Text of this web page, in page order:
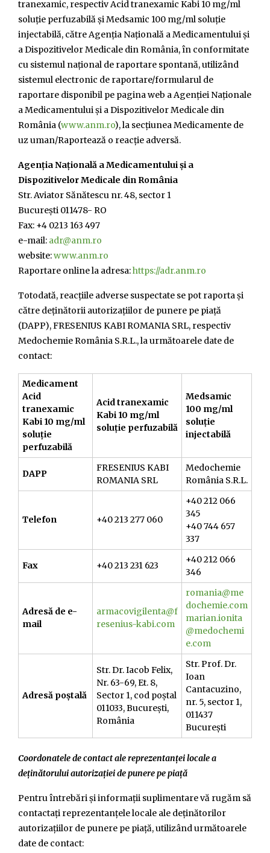
tranexamic, respectiv Acid tranexamic Kabi 10 mg/ml
soluție perfuzabilă și Medsamic 100 mg/ml soluție
injectabilă, către Agenția Națională a Medicamentului și
a Dispozitivelor Medicale din România, în conformitate
cu sistemul național de raportare spontană, utilizând
sistemul electronic de raportare/formularul de
raportare disponibil pe pagina web a Agenției Naționale
a Medicamentului și a Dispozitivelor Medicale din
România (www.anm.ro), la secțiunea Medicamente de
uz uman/Raportează o reacție adversă.
Agenția Națională a Medicamentului și a
Dispozitivelor Medicale din România
Str. Aviator Sănătescu nr. 48, sector 1
București 011478- RO
Fax: +4 0213 163 497
e-mail: adr@anm.ro
website:www.anm.ro
Raportare online la adresa:https://adr.anm.ro
Totodată, reacțiile adverse suspectate se pot raporta și
către deținătorii autorizațiilor de punere pe piață
(DAPP), FRESENIUS KABI ROMANIA SRL, respectiv
Medochemie România S.R.L., la următoarele date de
contact:
Medicament
Acid
tranexamic
Kabi 10 mg/ml
soluție
perfuzabilă
Acid tranexamic
Kabi 10 mg/ml
soluție perfuzabilă
Medsamic
100 mg/ml
soluție
injectabilă
DAPP
FRESENIUS KABI
ROMANIA SRL
Medochemie
România S.R.L.
Telefon +40 213 277 060
+40 212 066
345
+40 744 657
337
Fax +40 213 231 623
+40 212 066
346
Adresă de e-
mail
armacovigilenta@f
resenius-kabi.com
romania@me
dochemie.com
marian.ionita
@medochemi
e.com
Adresă poștală
Str. Dr. Iacob Felix,
Nr. 63-69, Et. 8,
Sector 1, cod poștal
011033, București,
România
Str. Prof. Dr.
Ioan
Cantacuzino,
nr. 5, sector 1,
011437
București
Coordonatele de contact ale reprezentanței locale a
deținătorului autorizației de punere pe piață
Pentru întrebări și informații suplimentare vă rugăm să
contactați reprezentanțele locale ale deținătorilor
autorizațiilor de punere pe piață, utilizând următoarele
date de contact: